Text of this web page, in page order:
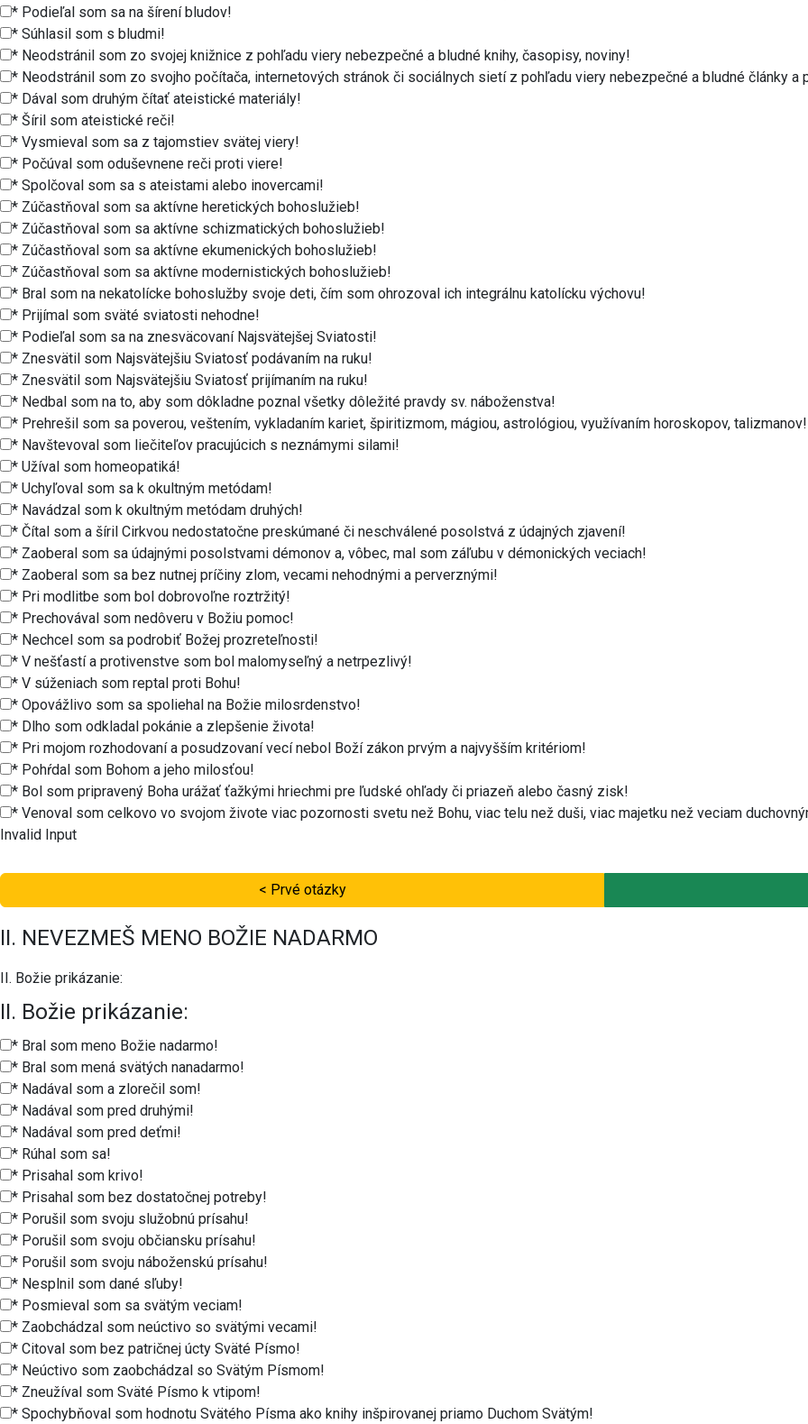
* Podieľal som sa na šírení bludov!
* Súhlasil som s bludmi!
* Neodstránil som zo svojej knižnice z pohľadu viery nebezpečné a bludné knihy, časopisy, noviny!
* Neodstránil som zo svojho počítača, internetových stránok či
* Dával som druhým čítať ateistické materiály!
* Šíril som ateistické reči!
* Vysmieval som sa z tajomstiev svätej viery!
* Počúval som oduševnene reči proti viere!
* Spolčoval som sa s ateistami alebo inovercami!
* Zúčastňoval som sa aktívne heretických bohoslužieb!
* Zúčastňoval som sa aktívne schizmatických bohoslužieb!
* Zúčastňoval som sa aktívne ekumenických bohoslužieb!
* Zúčastňoval som sa aktívne modernistických bohoslužieb!
* Bral som na nekatolícke bohoslužby svoje deti, čím som ohrozoval ich integrálnu katolícku výchovu!
* Prijímal som sväté sviatosti nehodne!
* Podieľal som sa na znesväcovaní Najsvätejšej Sviatosti!
* Znesvätil som Najsvätejšiu Sviatosť podávaním na ruku!
* Znesvätil som Najsvätejšiu Sviatosť prijímaním na ruku!
* Nedbal som na to, aby som dôkladne poznal všetky dôležité pravdy sv. náboženstva!
* Prehrešil som sa poverou, veštením, vykladaním kariet, špiritizmom, mágiou, astrológiou, využívaním horoskopov, talizmanov!
* Navštevoval som liečiteľov pracujúcich s neznámymi silami!
* Užíval som homeopatiká!
* Uchyľoval som sa k okultným metódam!
* Navádzal som k okultným metódam druhých!
* Čítal som a šíril Cirkvou nedostatočne preskúmané či neschválené posolstvá z údajných zjavení!
* Zaoberal som sa údajnými posolstvami démonov a, vôbec, mal som záľubu v démonických veciach!
* Zaoberal som sa bez nutnej príčiny zlom, vecami nehodnými a perverznými!
* Pri modlitbe som bol dobrovoľne roztržitý!
* Prechovával som nedôveru v Božiu pomoc!
* Nechcel som sa podrobiť Božej prozreteľnosti!
* V nešťastí a protivenstve som bol malomyseľný a netrpezlivý!
* V súženiach som reptal proti Bohu!
* Opovážlivo som sa spoliehal na Božie milosrdenstvo!
* Dlho som odkladal pokánie a zlepšenie života!
* Pri mojom rozhodovaní a posudzovaní vecí nebol Boží zákon prvým a najvyšším kritériom!
* Pohŕdal som Bohom a jeho milosťou!
* Bol som pripravený Boha urážať ťažkými hriechmi pre ľudské ohľady či priazeň alebo časný zisk!
* Venoval som celkovo vo svojom živote viac pozornosti svetu než Bohu, viac telu než duši, viac majetku než veciam
Invalid Input
< Prvé otázky
II. NEVEZMEŠ MENO BOŽIE NADARMO
II. Božie prikázanie:
II. Božie prikázanie:
* Bral som meno Božie nadarmo!
* Bral som mená svätých nanadarmo!
* Nadával som a zlorečil som!
* Nadával som pred druhými!
* Nadával som pred deťmi!
* Rúhal som sa!
* Prisahal som krivo!
* Prisahal som bez dostatočnej potreby!
* Porušil som svoju služobnú prísahu!
* Porušil som svoju občiansku prísahu!
* Porušil som svoju náboženskú prísahu!
* Nesplnil som dané sľuby!
* Posmieval som sa svätým veciam!
* Zaobchádzal som neúctivo so svätými vecami!
* Citoval som bez patričnej úcty Sväté Písmo!
* Neúctivo som zaobchádzal so Svätým Písmom!
* Zneužíval som Sväté Písmo k vtipom!
* Spochybňoval som hodnotu Svätého Písma ako knihy inšpirovanej priamo Duchom Svätým!